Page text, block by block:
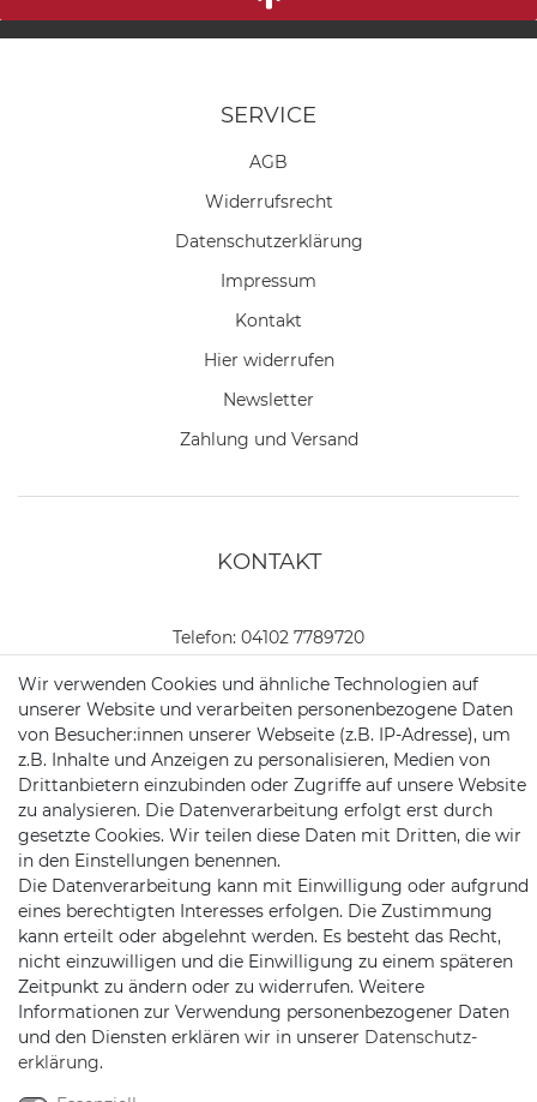
SERVICE
AGB
Widerrufs­recht
Daten­schutz­erklärung
Impressum
Kontakt
Hier widerrufen
Newsletter
Zahlung und Versand
KONTAKT
Telefon: 04102 7789720
Mail:kundenservice@motionandsports.de
Jochim-Klindt-Str. 5
22926 Ahrensburg
Schnellversand auf Facebook
Schnellversand auf Twitter
Schnellversand auf YouTube
Schnellversand auf
Schnellversand
Wir verwenden Cookies und ähnliche Technologien auf
unserer Website und verarbeiten personenbezogene Daten
von Besucher:innen unserer Webseite (z.B. IP-Adresse), um
z.B. Inhalte und Anzeigen zu personalisieren, Medien von
Drittanbietern einzubinden oder Zugriffe auf unsere Website
zu analysieren. Die Datenverarbeitung erfolgt erst durch
gesetzte Cookies. Wir teilen diese Daten mit Dritten, die wir
in den Einstellungen benennen.
Die Datenverarbeitung kann mit Einwilligung oder aufgrund
eines berechtigten Interesses erfolgen. Die Zustimmung
kann erteilt oder abgelehnt werden. Es besteht das Recht,
nicht einzuwilligen und die Einwilligung zu einem späteren
Zeitpunkt zu ändern oder zu widerrufen. Weitere
Informationen zur Verwendung personenbezogener Daten
und den Diensten erklären wir in unserer Daten­schutz­
erklärung.